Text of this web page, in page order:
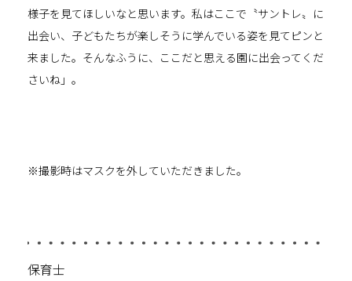
様子を見てほしいなと思います。私はここで〝サントレ〟に
出会い、子どもたちが楽しそうに学んでいる姿を見てピンと
来ました。そんなふうに、ここだと思える園に出会ってくだ
さいね」。
※撮影時はマスクを外していただきました。
保育士